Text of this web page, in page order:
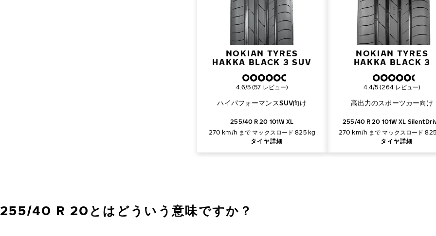
NOKIAN TYRES
HAKKA BLACK 3 SUV
ハイパフォーマンスSUV向け
総合評価
4.6/5 (57 レビュー)
255/40 R 20 101W XL
270 km/h まで マックスロード 825 kg
タイヤ詳細
NOKIAN TYRES
HAKKA BLACK 3
高出力のスポーツカー向け
総合評価
4.4/5 (264 レビュー)
255/40 R 20 101W XL
270 km/h まで マックスロード
タイヤ詳細
255/40 R 20とはどういう意味ですか？